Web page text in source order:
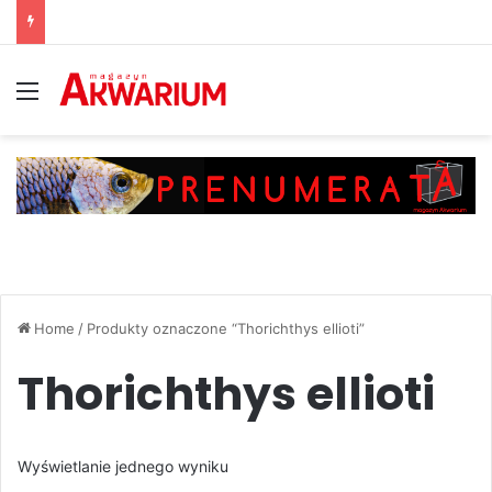
Menu
Home / Produkty oznaczone “Thorichthys ellioti”
Thorichthys ellioti
Wyświetlanie jednego wyniku